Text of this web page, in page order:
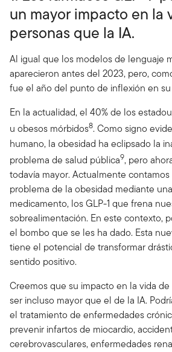
un mayor impacto en la
personas que la IA.
Al igual que los modelos de lenguaje
aparecieron antes del 2023, pero,
fue el año del punto de inflexión en
En la actualidad, el 40% de los
u obesos mórbidos8. Como signo
humano, la obesidad ha eclipsado la
problema de salud pública9, pero
todavía mayor. Actualmente
problema de la obesidad mediante
medicamento, los GLP-1 que frena
sobrealimentación. En este contexto,
el bombo que se les ha dado. Esta
tiene el potencial de transformar
sentido positivo.
Creemos que su impacto en la vida
ser incluso mayor que el de la IA.
el tratamiento de enfermedades
prevenir infartos de miocardio,
cerebrovasculares, enfermedades